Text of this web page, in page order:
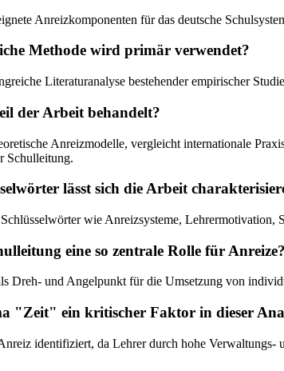
Anreizkomponenten für das deutsche
Methode wird primär verwendet?
Literaturanalyse bestehender empirischer
der Arbeit behandelt?
Anreizmodelle, vergleicht internationale
Schulleitung.
lässt sich die Arbeit
wie Anreizsysteme, Lehrermotivation,
eine so zentrale Rolle für Anreize?
Dreh- und Angelpunkt für die Umsetzung von
"Zeit" ein kritischer Faktor in dieser
identifiziert, da Lehrer durch hohe